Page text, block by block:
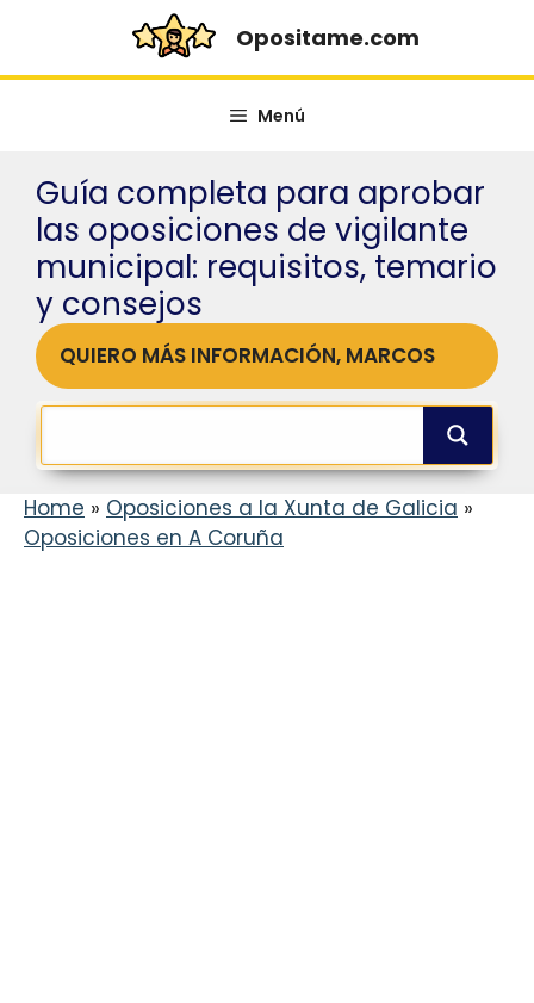
contenido
Opositame.com
Menú
Guía completa para aprobar
las oposiciones de vigilante
municipal: requisitos, temario
y consejos
QUIERO MÁS INFORMACIÓN, MARCOS
Home » Oposiciones a la Xunta de Galicia »
Oposiciones en A Coruña